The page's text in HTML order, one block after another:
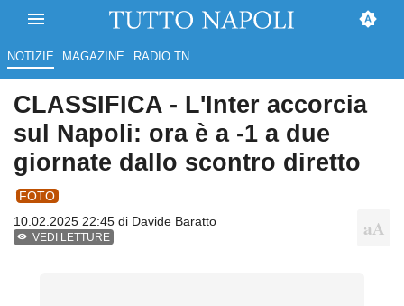
NOTIZIE MAGAZINE RADIO TN
CLASSIFICA - L'Inter accorcia
sul Napoli: ora è a -1 a due
giornate dallo scontro diretto
FOTO
10.02.2025 22:45 di Davide Baratto
VEDI LETTURE